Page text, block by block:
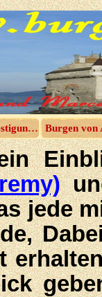
Burgen von
jede